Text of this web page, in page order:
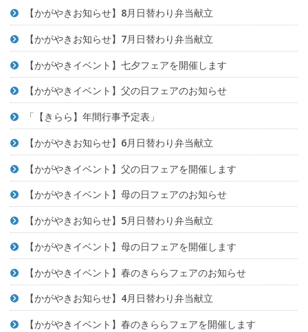
【かがやきお知らせ】8月日替わり弁当献立
【かがやきお知らせ】7月日替わり弁当献立
【かがやきイベント】七夕フェアを開催します
【かがやきイベント】父の日フェアのお知らせ
「【きらら】年間行事予定表」
【かがやきお知らせ】6月日替わり弁当献立
【かがやきイベント】父の日フェアを開催します
【かがやきイベント】母の日フェアのお知らせ
【かがやきお知らせ】5月日替わり弁当献立
【かがやきイベント】母の日フェアを開催します
【かがやきイベント】春のきららフェアのお知らせ
【かがやきお知らせ】4月日替わり弁当献立
【かがやきイベント】春のきららフェアを開催します